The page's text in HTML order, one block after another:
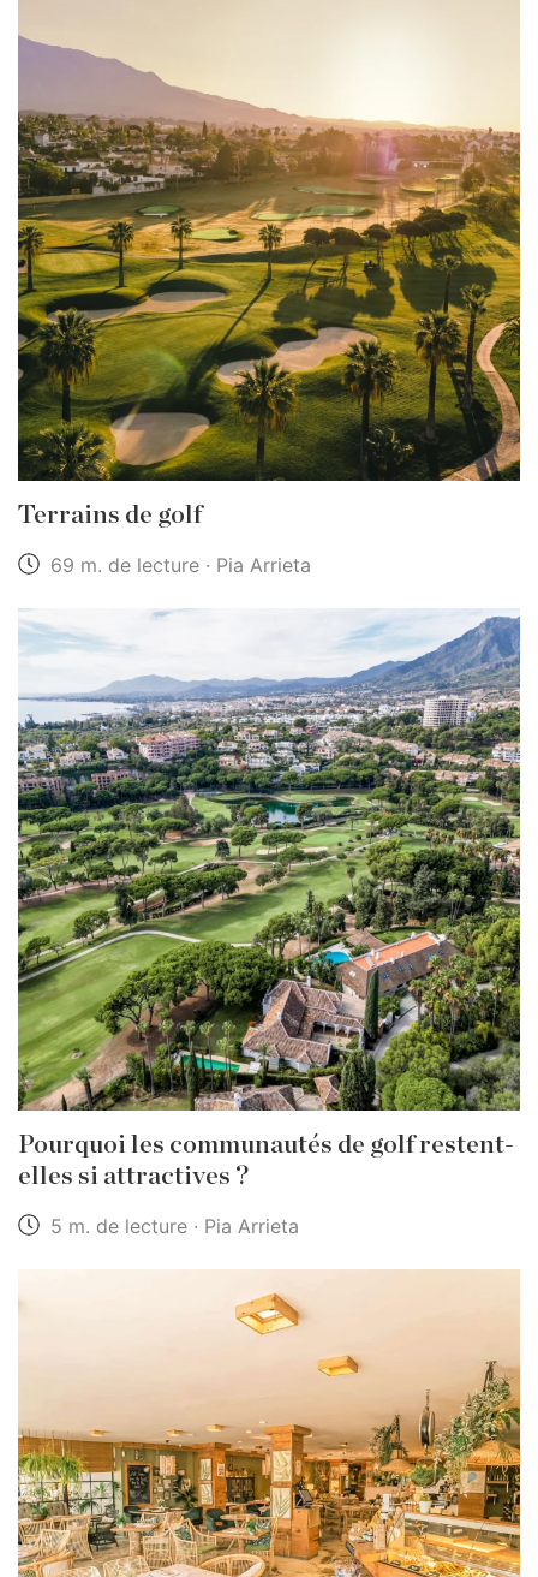
Terrains de golf
69 m. de lecture · Pia Arrieta
Pourquoi les communautés de golf restent-
elles si attractives ?
5 m. de lecture · Pia Arrieta